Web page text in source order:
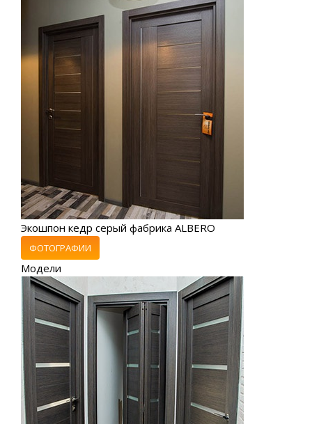
Экошпон кедр серый фабрика ALBERO
ФОТОГРАФИИ
Модели